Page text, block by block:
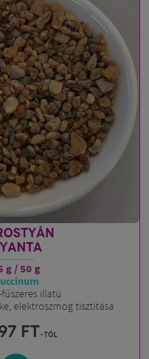
g / 50 g
illatú
elektroszmog tisztítása
FT-tól